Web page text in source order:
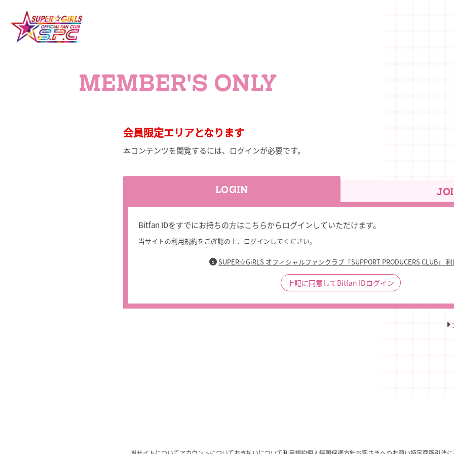
MEMBER'S ONLY
会員限定エリアとなります
本コンテンツを閲覧するには、ログインが必要です。
LOGIN
Bitfan IDをすでにお持ちの方はこちらからログインしていただけます。
当サイトの利用規約をご確認の上、ログインしてください。
SUPER☆GiRLS オフィシャルファンクラブ「SUPPORT PRODUCERS CLUB」
上記に同意してBitfan IDログイン